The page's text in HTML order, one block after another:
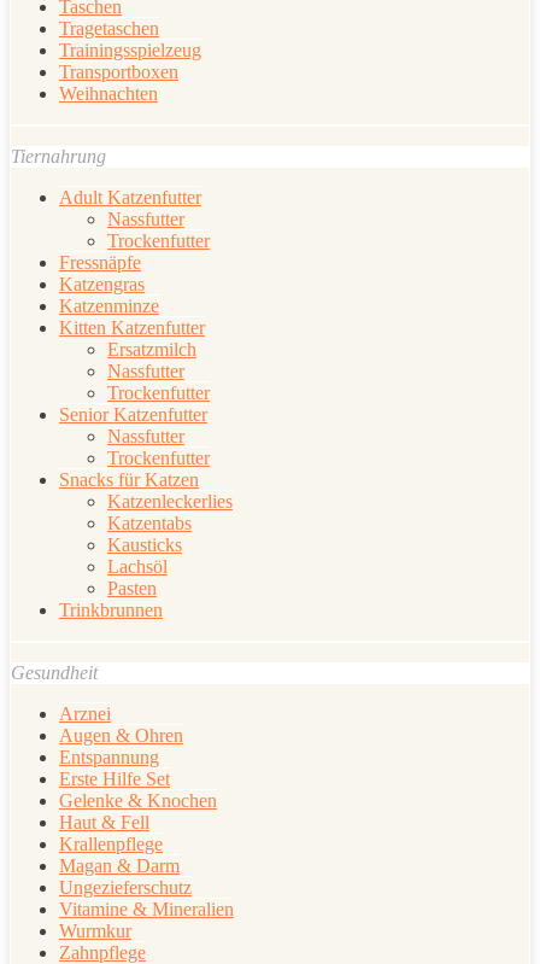
Taschen
Tragetaschen
Trainingsspielzeug
Transportboxen
Weihnachten
Tiernahrung
Adult Katzenfutter
Nassfutter
Trockenfutter
Fressnäpfe
Katzengras
Katzenminze
Kitten Katzenfutter
Ersatzmilch
Nassfutter
Trockenfutter
Senior Katzenfutter
Nassfutter
Trockenfutter
Snacks für Katzen
Katzenleckerlies
Katzentabs
Kausticks
Lachsöl
Pasten
Trinkbrunnen
Gesundheit
Arznei
Augen & Ohren
Entspannung
Erste Hilfe Set
Gelenke & Knochen
Haut & Fell
Krallenpflege
Magan & Darm
Ungezieferschutz
Vitamine & Mineralien
Wurmkur
Zahnpflege